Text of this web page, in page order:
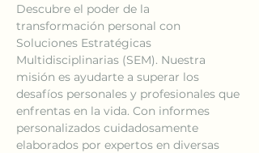
Descubre el poder de la
transformación personal con
Soluciones Estratégicas
Multidisciplinarias (SEM). Nuestra
misión es ayudarte a superar los
desafíos personales y profesionales que
enfrentas en la vida. Con informes
personalizados cuidadosamente
elaborados por expertos en diversas